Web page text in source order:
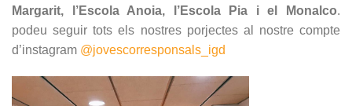
Margarit, l’Escola Anoia, l’Escola Pia i el Monalco.
podeu seguir tots els nostres porjectes al nostre compte
d’instagram @jovescorresponsals_igd